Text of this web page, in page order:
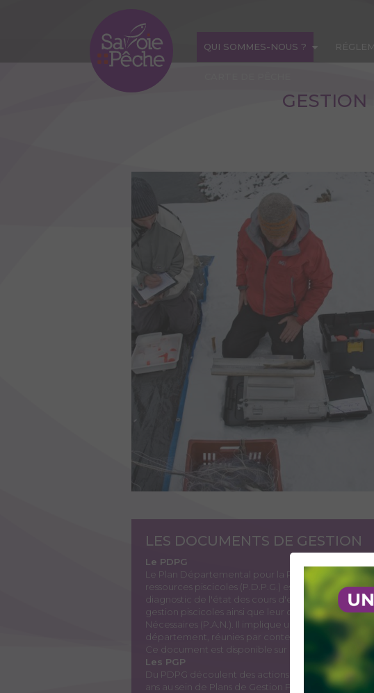
QUI SOMMES-NOUS ?
LES DOCUMENTS DE GESTION
Le PDPG
Le Plan Départemental pour la Protection du
ressources piscicoles (P.D.P.G.) est un document
diagnostic de l'état des cours d'eau du
gestion piscicoles ainsi que leur concrétisation à
Nécessaires (P.A.N.). Il implique un travail entre
département, réunies par contextes territoriaux.
Ce document est disponible sur la page >
Les PGP
Du PDPG découlent des actions à mettre en
ans au sein de Plans de Gestion Piscicole (PGP). Il y